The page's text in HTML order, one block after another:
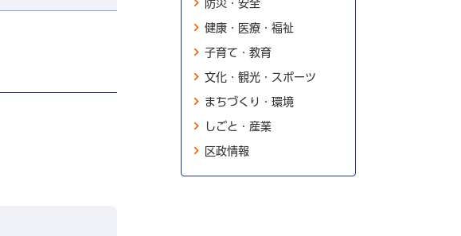
防災・安全
健康・医療・福祉
子育て・教育
文化・観光・スポーツ
まちづくり・環境
しごと・産業
区政情報